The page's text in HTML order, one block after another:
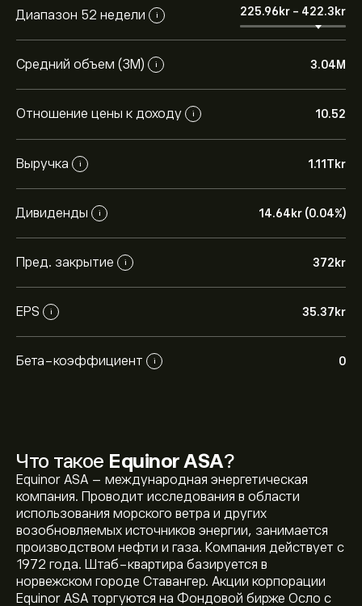
Диапазон 52 недели i 225.96‎kr‎ - 422.3‎kr‎
Средний объем (3М) i 3.04M
Отношение цены к доходу i 10.52
Выручка i 1.11T‎kr‎
Дивиденды i 14.64‎kr‎ (0.04%)
Пред. закрытие i 372‎kr‎
EPS i 35.37‎kr‎
Бета-коэффициент i 0
Что такое Equinor ASA?
Equinor ASA – международная энергетическая
компания. Проводит исследования в области
использования морского ветра и других
возобновляемых источников энергии, занимается
производством нефти и газа. Компания действует с
1972 года. Штаб-квартира базируется в
норвежском городе Ставангер. Акции корпорации
Equinor ASA торгуются на Фондовой бирже Осло с